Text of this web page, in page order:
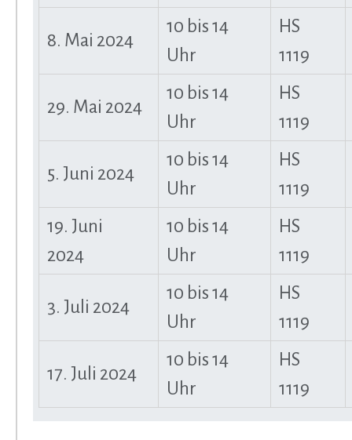
8. Mai 2024
10 bis 14
Uhr
HS
1119
29. Mai 2024
10 bis 14
Uhr
HS
1119
5. Juni 2024
10 bis 14
Uhr
HS
1119
19. Juni
2024
10 bis 14
Uhr
HS
1119
3. Juli 2024
10 bis 14
Uhr
HS
1119
17. Juli 2024
10 bis 14
Uhr
HS
1119